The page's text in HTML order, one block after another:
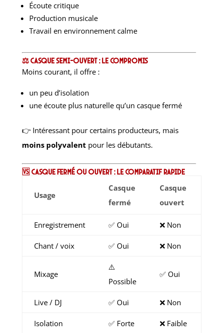
Écoute critique
Production musicale
Travail en environnement calme
⚖️ Casque semi-ouvert : le compromis
Moins courant, il offre :
un peu d’isolation
une écoute plus naturelle qu’un casque fermé
👉 Intéressant pour certains producteurs, mais
moins polyvalent pour les débutants.
🆚 Casque fermé ou ouvert : le comparatif rapide
Usage
Casque
fermé
Casque
ouvert
Enregistrement ✅ Oui ❌ Non
Chant / voix ✅ Oui ❌ Non
Mixage
⚠️
Possible
✅ Oui
Live / DJ ✅ Oui ❌ Non
Isolation ✅ Forte ❌ Faible